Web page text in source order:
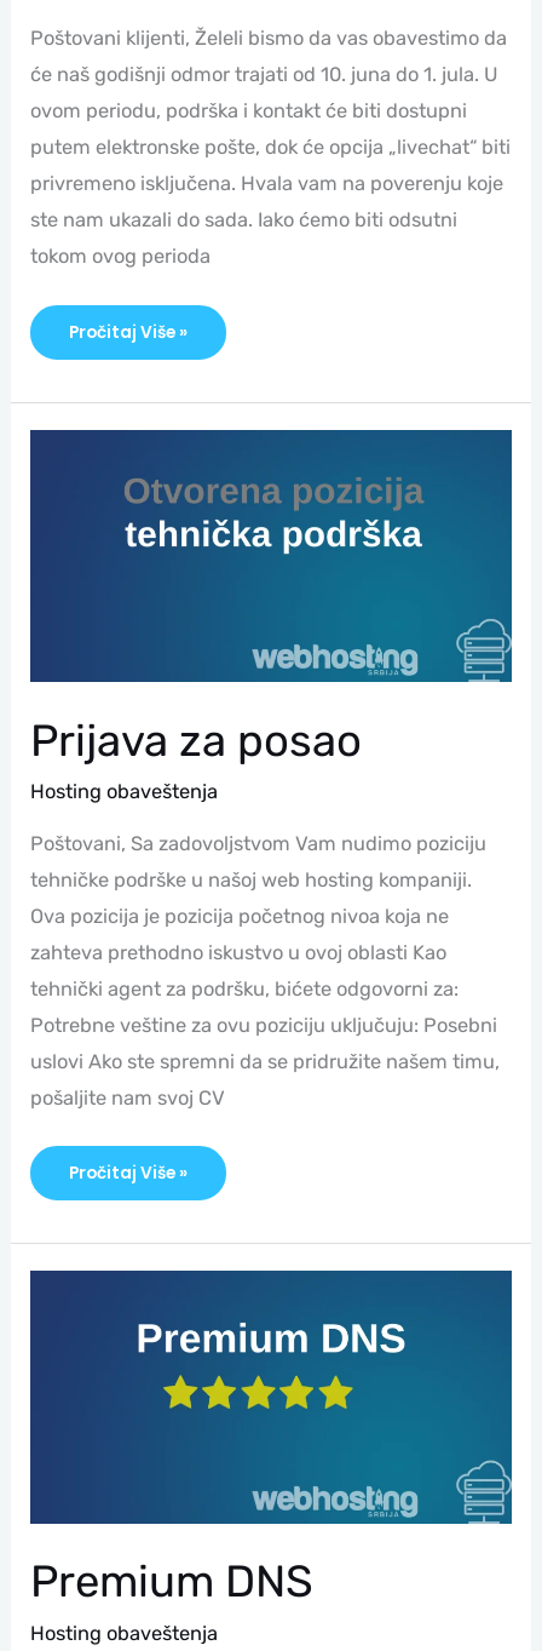
Poštovani klijenti, Želeli bismo da vas obavestimo da
će naš godišnji odmor trajati od 10. juna do 1. jula. U
ovom periodu, podrška i kontakt će biti dostupni
putem elektronske pošte, dok će opcija „livechat“ biti
privremeno isključena. Hvala vam na poverenju koje
ste nam ukazali do sada. Iako ćemo biti odsutni
tokom ovog perioda
Pročitaj Više »
Prijava za posao
Hosting obaveštenja
Poštovani, Sa zadovoljstvom Vam nudimo poziciju
tehničke podrške u našoj web hosting kompaniji.
Ova pozicija je pozicija početnog nivoa koja ne
zahteva prethodno iskustvo u ovoj oblasti Kao
tehnički agent za podršku, bićete odgovorni za:
Potrebne veštine za ovu poziciju uključuju: Posebni
uslovi Ako ste spremni da se pridružite našem timu,
pošaljite nam svoj CV
Prijava
Pročitaj Više »
Premium DNS
Hosting obaveštenja
Premium